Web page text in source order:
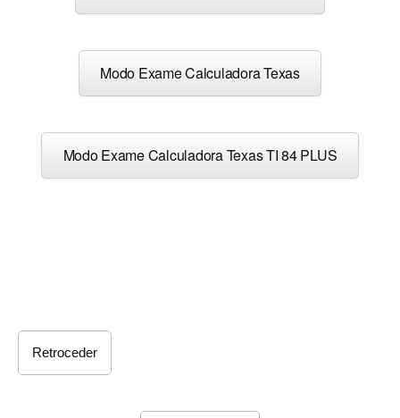
Modo Exame Calculadora Texas
Modo Exame Calculadora Texas TI 84 PLUS
Retroceder